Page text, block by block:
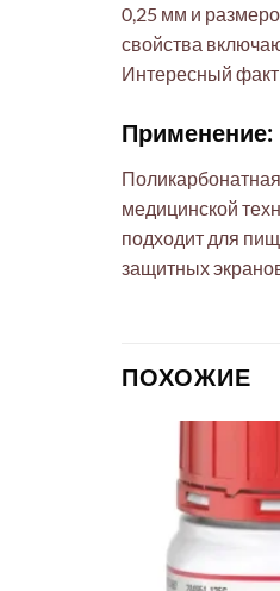
0,25 мм и
свойства
Интересный
Применение:
Поликарбонатная
медицинской
подходит для
защитных
ПОХОЖИЕ